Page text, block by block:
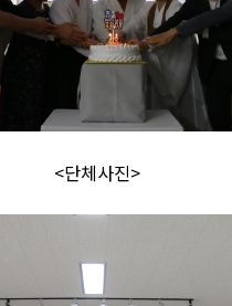
<단체사진>